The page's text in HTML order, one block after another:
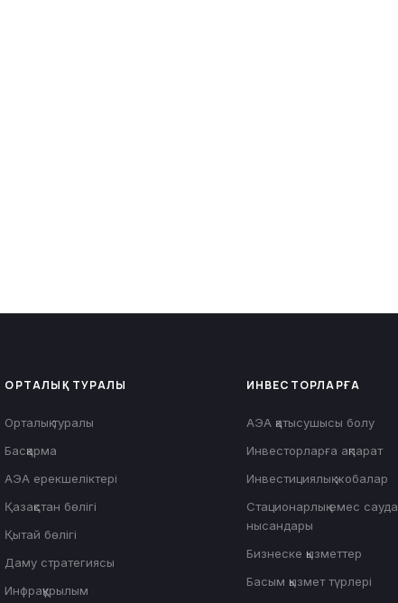
ОРТАЛЫҚ ТУРАЛЫ
Орталық туралы
Басқарма
АЭА ерекшеліктері
Қазақстан бөлігі
Қытай бөлігі
Даму стратегиясы
Инфрақұрылым
ИНВЕСТОРЛАРҒА
АЭА қатысушысы болу
Инвесторларға ақпарат
Инвестициялық жобалар
Стационарлық емес сауда
нысандары
Бизнеске қызметтер
Басым қызмет түрлері